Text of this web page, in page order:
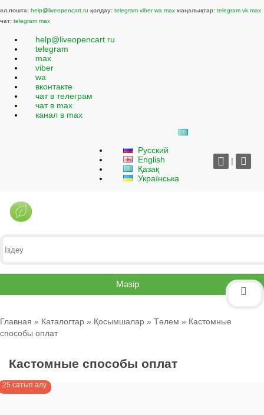
эл.пошта: help@liveopencart.ru қолдау: telegram viber wa max жаңалықтар: telegram vk max
чат: telegram max
help@liveopencart.ru
telegram
max
viber
wa
вконтакте
чат в телеграм
чат в max
канал в max
Русский
English
Қазақ
Українська
|
Мәзір
Главная » Каталогтар » Қосымшалар » Төлем » Кастомные
способы оплат
Кастомные способы оплат
25 сатып алу